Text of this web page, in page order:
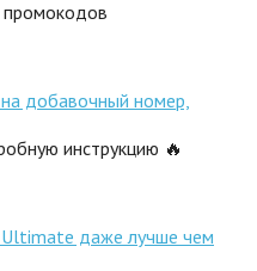
промокодов
добавочный номер,
инструкцию 🔥
даже лучше чем